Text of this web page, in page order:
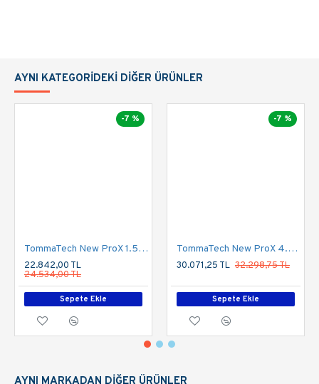
Düşük Voltaj
Kapaması
Kapaması
Var
Boyut(cm) 24.2*15*7.7
Ağırlık(kg)
AYNI KATEGORIDEKI DIĞER ÜRÜNLER
-7 %
TommaTech New ProX 1.5K 12V Tek Faz Akıllı İnverter
22.842,00 TL
24.534,00 TL
Sepete Ekle
-7 %
TommaTech New ProX 4.2K 24V Tek Faz Akıllı İnverter
30.071,25 TL 32.298,75 TL
Sepete Ekle